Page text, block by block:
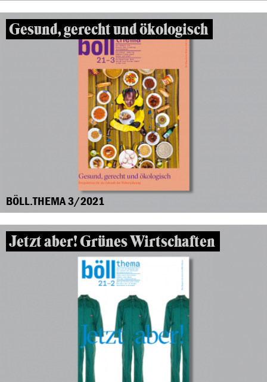
Gesund, gerecht und ökologisch
BÖLL.THEMA 3/2021
Jetzt aber! Grünes Wirtschaften